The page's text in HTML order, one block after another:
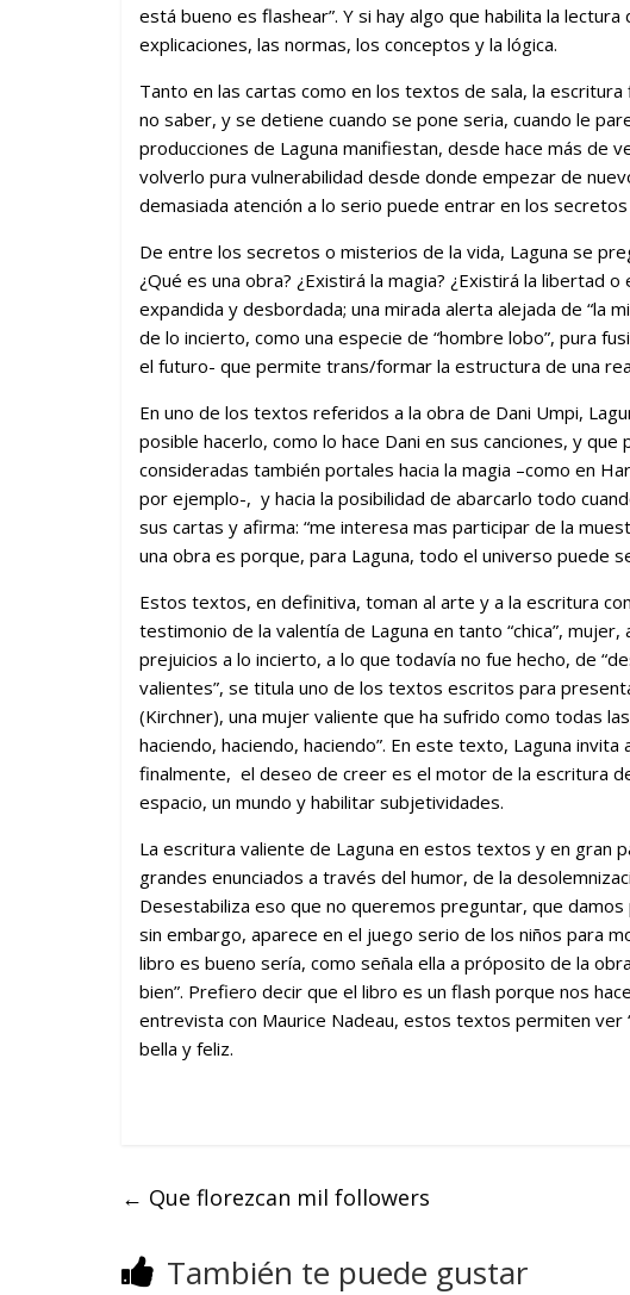
está bueno es flashear”. Y si hay algo que habilita la
explicaciones, las normas, los conceptos y la lógica.
Tanto en las cartas como en los textos de sala, la
no saber, y se detiene cuando se pone seria, cuando le
producciones de Laguna manifiestan, desde hace más de
volverlo pura vulnerabilidad desde donde empezar de
demasiada atención a lo serio puede entrar en los secretos
De entre los secretos o misterios de la vida, Laguna se
¿Qué es una obra? ¿Existirá la magia? ¿Existirá la libertad
expandida y desbordada; una mirada alerta alejada de “la
de lo incierto, como una especie de “hombre lobo”, pura
el futuro- que permite trans/formar la estructura de una
En uno de los textos referidos a la obra de Dani Umpi,
posible hacerlo, como lo hace Dani en sus canciones, y
consideradas también portales hacia la magia –como en
por ejemplo-, y hacia la posibilidad de abarcarlo todo
sus cartas y afirma: “me interesa mas participar de la
una obra es porque, para Laguna, todo el universo puede
Estos textos, en definitiva, toman al arte y a la escritura
testimonio de la valentía de Laguna en tanto “chica”,
prejuicios a lo incierto, a lo que todavía no fue hecho, de
valientes”, se titula uno de los textos escritos para
(Kirchner), una mujer valiente que ha sufrido como todas
haciendo, haciendo, haciendo”. En este texto, Laguna
finalmente, el deseo de creer es el motor de la escritura
espacio, un mundo y habilitar subjetividades.
La escritura valiente de Laguna en estos textos y en gran
grandes enunciados a través del humor, de la
Desestabiliza eso que no queremos preguntar, que
sin embargo, aparece en el juego serio de los niños para
libro es bueno sería, como señala ella a próposito de la
bien”. Prefiero decir que el libro es un flash porque nos
entrevista con Maurice Nadeau, estos textos permiten ver
bella y feliz.
← Que florezcan mil followers
También te puede gustar